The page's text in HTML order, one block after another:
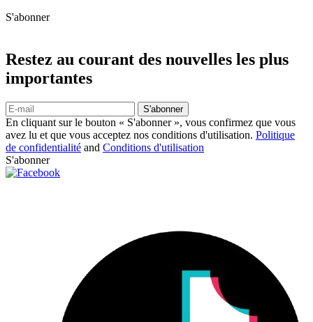
S'abonner
Restez au courant des nouvelles les plus
importantes
S'abonner
En cliquant sur le bouton « S'abonner », vous confirmez que vous
avez lu et que vous acceptez nos conditions d'utilisation. Politique
de confidentialité and Conditions d'utilisation
S'abonner